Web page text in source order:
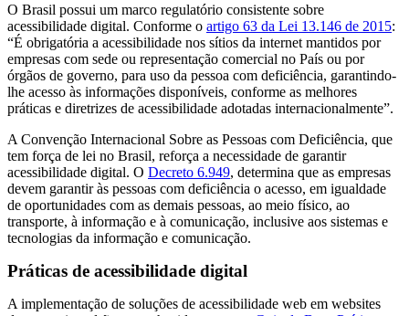
O Brasil possui um marco regulatório consistente sobre
acessibilidade digital. Conforme o artigo 63 da Lei 13.146 de 2015:
“É obrigatória a acessibilidade nos sítios da internet mantidos por
empresas com sede ou representação comercial no País ou por
órgãos de governo, para uso da pessoa com deficiência, garantindo-
lhe acesso às informações disponíveis, conforme as melhores
práticas e diretrizes de acessibilidade adotadas internacionalmente”.
A Convenção Internacional Sobre as Pessoas com Deficiência, que
tem força de lei no Brasil, reforça a necessidade de garantir
acessibilidade digital. O Decreto 6.949, determina que as empresas
devem garantir às pessoas com deficiência o acesso, em igualdade
de oportunidades com as demais pessoas, ao meio físico, ao
transporte, à informação e à comunicação, inclusive aos sistemas e
tecnologias da informação e comunicação.
Práticas de acessibilidade digital
A implementação de soluções de acessibilidade web em websites